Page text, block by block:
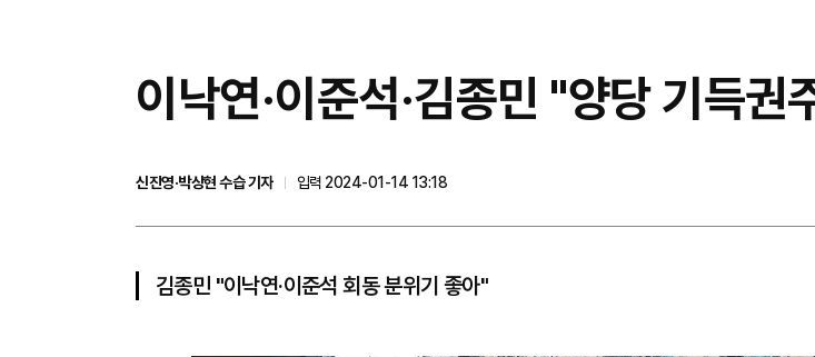
이낙연·이준석·김종민 "양당 기득
신진영·박상현 수습 기자
입력 2024-01-14 13:18
김종민 "이낙연·이준석 회동 분위기 좋아"